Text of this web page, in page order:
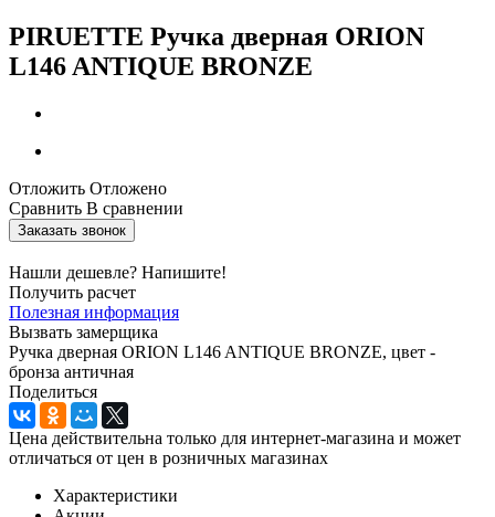
PIRUETTE Ручка дверная ORION
L146 ANTIQUE BRONZE
Отложить Отложено
Сравнить В сравнении
Заказать звонок
Нашли дешевле? Напишите!
Получить расчет
Полезная информация
Вызвать замерщика
Ручка дверная ORION L146 ANTIQUE BRONZE, цвет -
бронза античная
Поделиться
Цена действительна только для интернет-магазина и может
отличаться от цен в розничных магазинах
Характеристики